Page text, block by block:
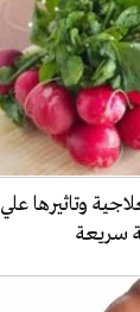
وتاثيرها علي
سريعة